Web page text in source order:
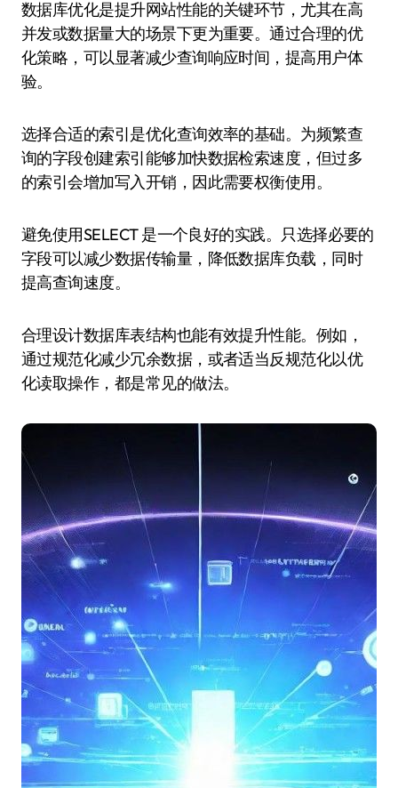
数据库优化是提升网站性能的关键环节，尤其在高
并发或数据量大的场景下更为重要。通过合理的优
化策略，可以显著减少查询响应时间，提高用户体
验。
选择合适的索引是优化查询效率的基础。为频繁查
询的字段创建索引能够加快数据检索速度，但过多
的索引会增加写入开销，因此需要权衡使用。
避免使用SELECT 是一个良好的实践。只选择必要的
字段可以减少数据传输量，降低数据库负载，同时
提高查询速度。
合理设计数据库表结构也能有效提升性能。例如，
通过规范化减少冗余数据，或者适当反规范化以优
化读取操作，都是常见的做法。